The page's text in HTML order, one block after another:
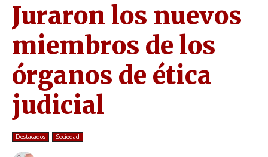
Juraron los nuevos
miembros de los
órganos de ética
judicial
Destacados Sociedad